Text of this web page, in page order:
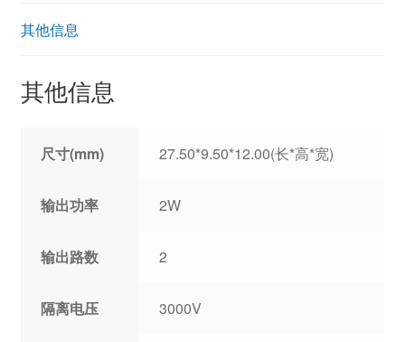
其他信息
其他信息
尺寸(mm) 27.50*9.50*12.00(长*高*宽)
输出功率 2W
输出路数 2
隔离电压 3000V